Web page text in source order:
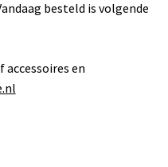
besteld is volgende
en